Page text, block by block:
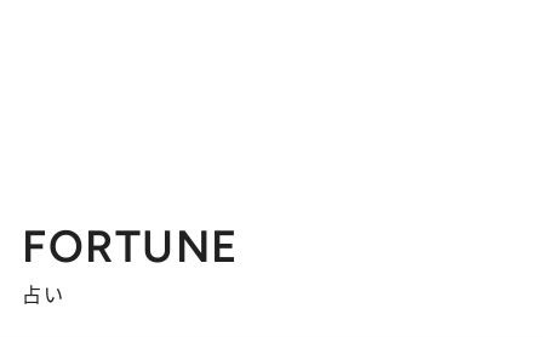
FORTUNE
占い